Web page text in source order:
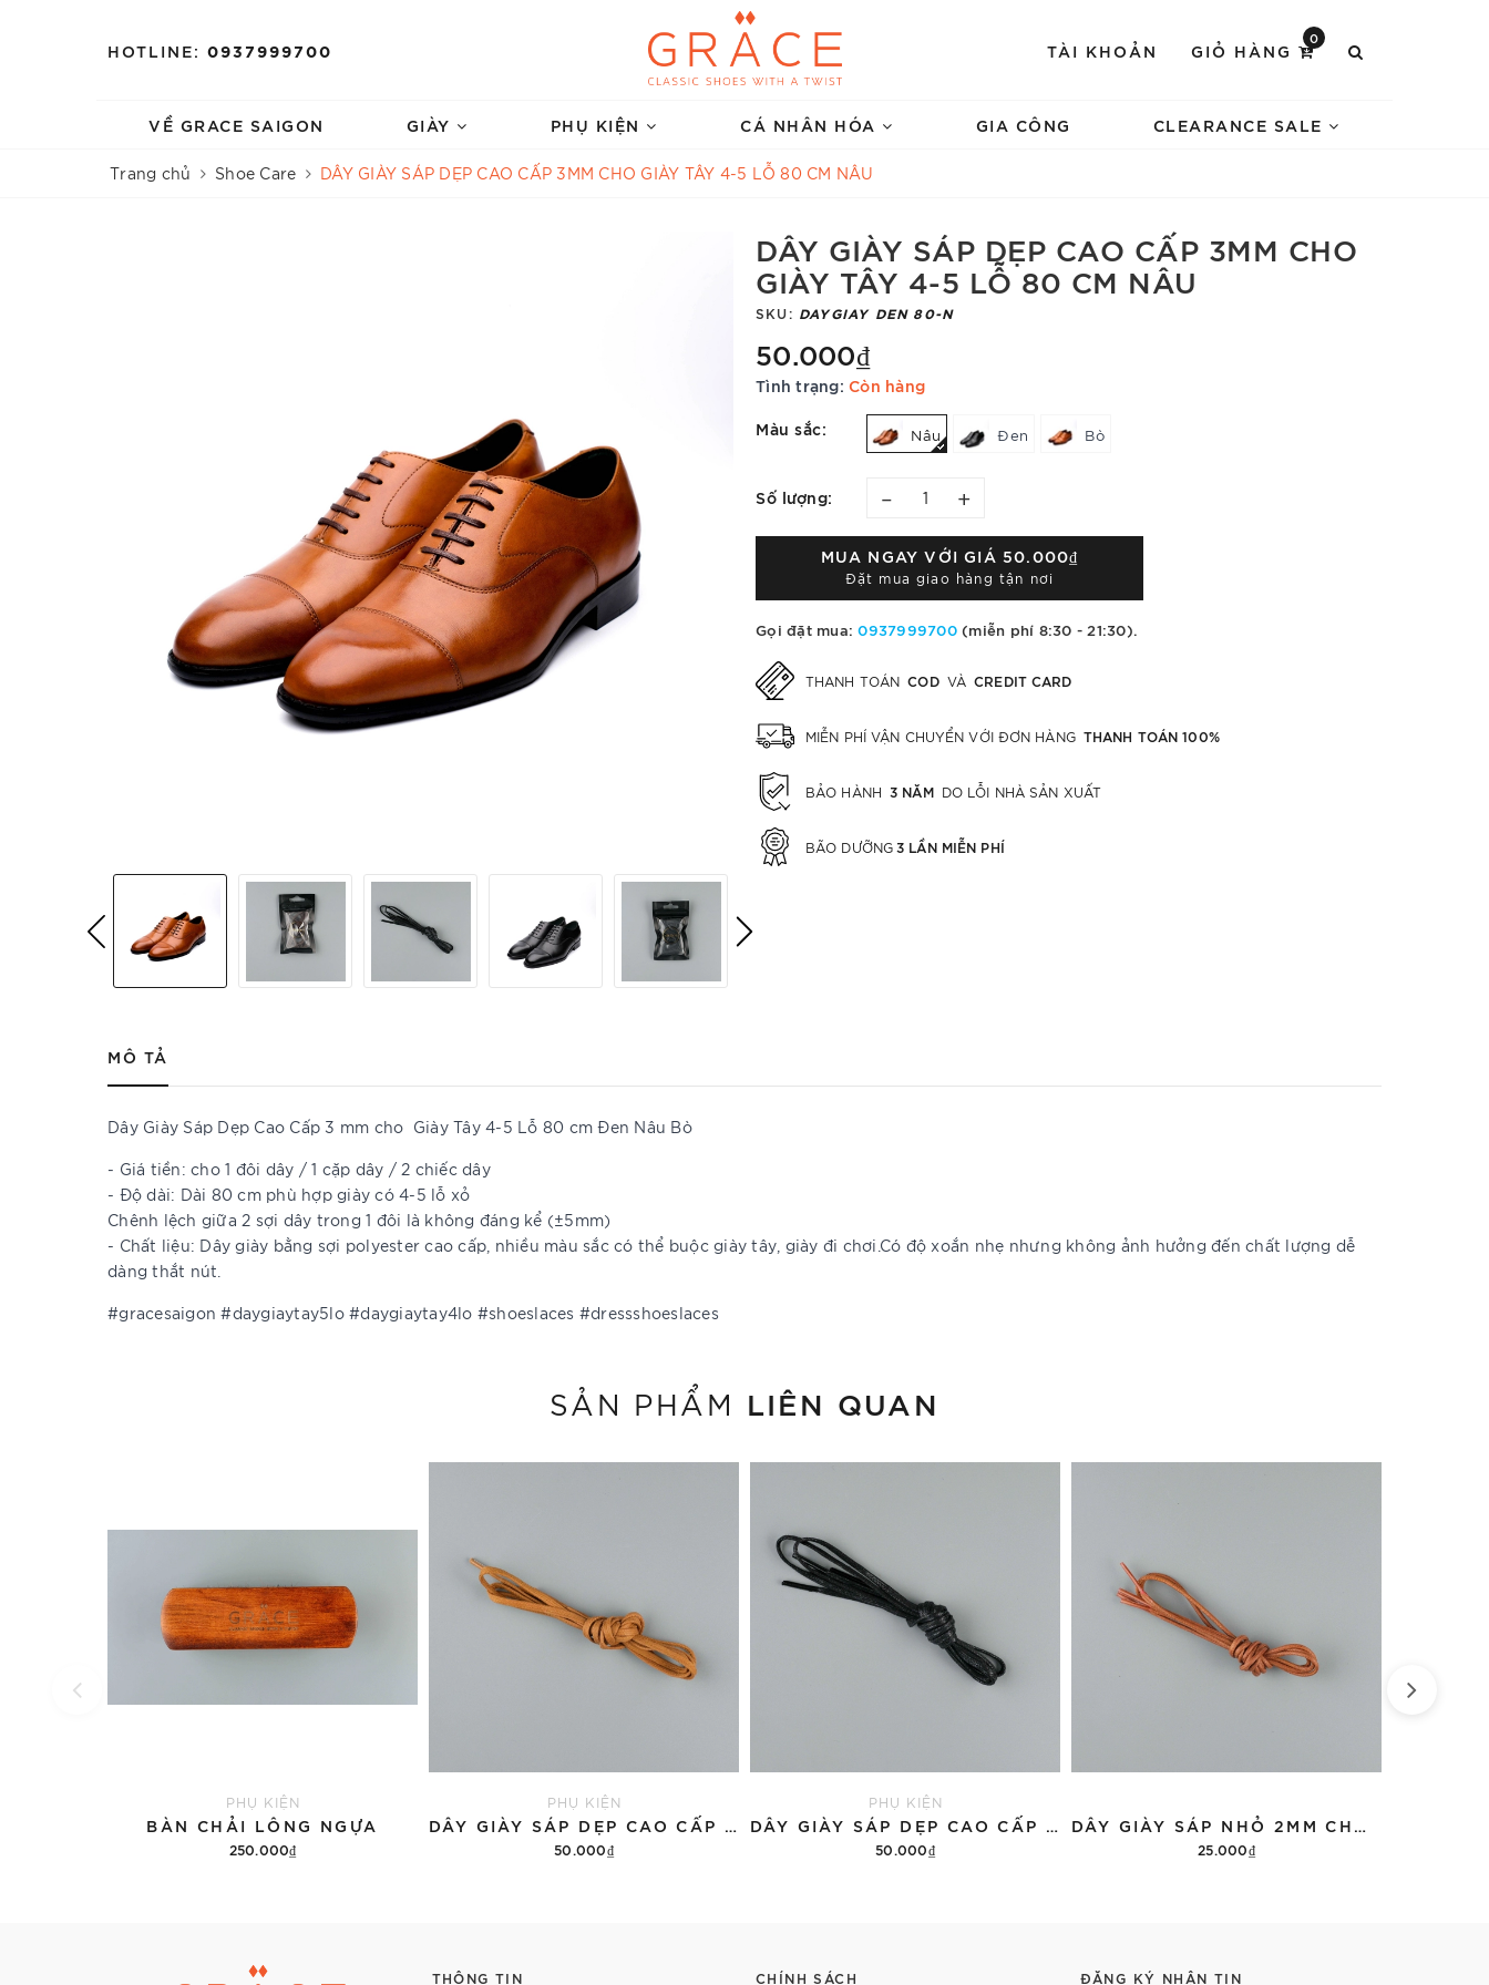
HOTLINE: 0937999700 TÀI KHOẢN GIỎ HÀNG
0
VỀ GRACE SAIGON GIÀY PHỤ KIỆN CÁ NHÂN HÓA GIA CÔNG CLEARANCE SALE
Trang chủ Shoe Care DÂY GIÀY SÁP DẸP CAO CẤP 3MM CHO GIÀY TÂY 4-5 LỖ 80 CM NÂU
DÂY GIÀY SÁP DẸP CAO CẤP 3MM CHO
GIÀY TÂY 4-5 LỖ 80 CM NÂU
SKU: DAYGIAY DEN 80-N
50.000₫
Tình trạng: Còn hàng
Màu sắc: Nâu Đen Bò
Số lượng: – +
MUA NGAY VỚI GIÁ 50.000₫
Đặt mua giao hàng tận nơi
Gọi đặt mua:0937999700 (miễn phí 8:30 - 21:30).
THANH TOÁN COD VÀ CREDIT CARD
MIỄN PHÍ VẬN CHUYỂN VỚI ĐƠN HÀNG THANH TOÁN 100%
BẢO HÀNH 3 NĂM DO LỖI NHÀ SẢN XUẤT
BÃO DƯỠNG 3 LẦN MIỄN PHÍ
MÔ TẢ
Dây Giày Sáp Dẹp Cao Cấp 3 mm cho Giày Tây 4-5 Lỗ 80 cm Đen Nâu Bò
- Giá tiền: cho 1 đôi dây / 1 cặp dây / 2 chiếc dây
- Độ dài: Dài 80 cm phù hợp giày có 4-5 lỗ xỏ
Chênh lệch giữa 2 sợi dây trong 1 đôi là không đáng kể (±5mm)
- Chất liệu: Dây giày bằng sợi polyester cao cấp, nhiều màu sắc có thể buộc giày tây, giày đi chơi.Có độ xoắn nhẹ nhưng không ảnh hưởng đến chất lượng dễ
dàng thắt nút.
#gracesaigon #daygiaytay5lo #daygiaytay4lo #shoeslaces #dressshoeslaces
SẢN PHẨM LIÊN QUAN
PHỤ KIỆN
BÀN CHẢI LÔNG NGỰA
250.000₫
PHỤ KIỆN
DÂY GIÀY SÁP DẸP CAO CẤP 3MM CHO GIÀY TÂY 4-5 LỖ 80 CM BÒ
50.000₫
PHỤ KIỆN
DÂY GIÀY SÁP DẸP CAO CẤP 3MM CHO GIÀY TÂY 4-5 LỖ 80 CM ĐEN
50.000₫
DÂY GIÀY SÁP NHỎ 2MM CHO GIÀY TÂY 4-5 LỖ 75 CM BÒ
25.000₫
THÔNG TIN CHÍNH SÁCH ĐĂNG KÝ NHẬN TIN